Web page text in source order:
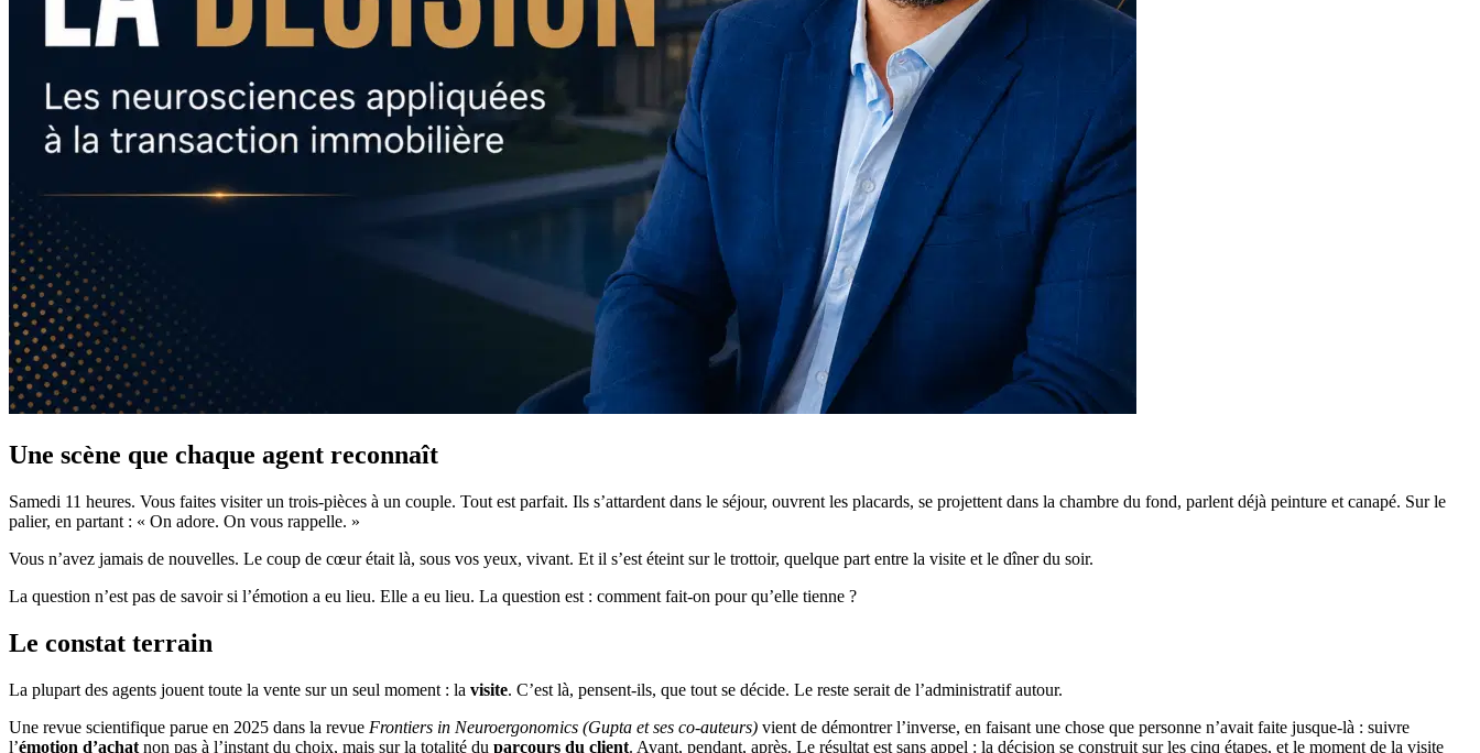
Une scène que chaque agent reconnaît
Samedi 11 heures. Vous faites visiter un trois-pièces à un couple. Tout est parfait. Ils s’attardent dans le séjour, ouvrent les placards, se projettent dans la chambre du fond, parlent déjà peinture et canapé. Sur le
palier, en partant : « On adore. On vous rappelle. »
Vous n’avez jamais de nouvelles. Le coup de cœur était là, sous vos yeux, vivant. Et il s’est éteint sur le trottoir, quelque part entre la visite et le dîner du soir.
La question n’est pas de savoir si l’émotion a eu lieu. Elle a eu lieu. La question est : comment fait-on pour qu’elle tienne ?
Le constat terrain
La plupart des agents jouent toute la vente sur un seul moment : la visite. C’est là, pensent-ils, que tout se décide. Le reste serait de l’administratif autour.
Une revue scientifique parue en 2025 dans la revue Frontiers in Neuroergonomics (Gupta et ses co-auteurs) vient de démontrer l’inverse, en faisant une chose que personne n’avait faite jusque-là : suivre
l’émotion d’achat non pas à l’instant du choix, mais sur la totalité du parcours du client. Avant, pendant, après. Le résultat est sans appel : la décision se construit sur les cinq étapes, et le moment de la visite